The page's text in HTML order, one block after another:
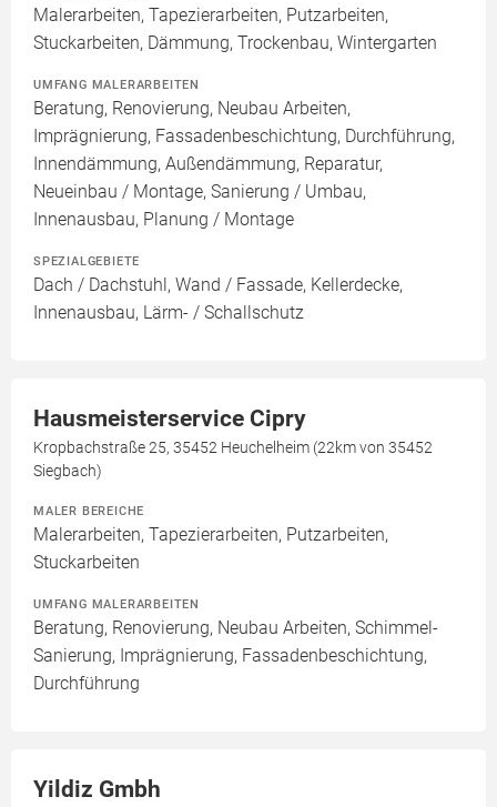
Malerarbeiten, Tapezierarbeiten, Putzarbeiten,
Stuckarbeiten, Dämmung, Trockenbau, Wintergarten
UMFANG MALERARBEITEN
Beratung, Renovierung, Neubau Arbeiten,
Imprägnierung, Fassadenbeschichtung, Durchführung,
Innendämmung, Außendämmung, Reparatur,
Neueinbau / Montage, Sanierung / Umbau,
Innenausbau, Planung / Montage
SPEZIALGEBIETE
Dach / Dachstuhl, Wand / Fassade, Kellerdecke,
Innenausbau, Lärm- / Schallschutz
Hausmeisterservice Cipry
Kropbachstraße 25, 35452 Heuchelheim (22km von 35452
Siegbach)
MALER BEREICHE
Malerarbeiten, Tapezierarbeiten, Putzarbeiten,
Stuckarbeiten
UMFANG MALERARBEITEN
Beratung, Renovierung, Neubau Arbeiten, Schimmel-
Sanierung, Imprägnierung, Fassadenbeschichtung,
Durchführung
Yildiz Gmbh